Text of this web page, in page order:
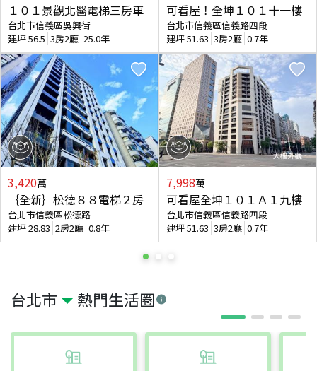
台北市 熱門生活圈
１０１景觀北醫電梯三房車
台北市信義區吳興街
建坪56.5 3房2廳 25.0年
3,420萬
｛全新｝松德８８電梯２房
台北市信義區松德路
建坪28.83 2房2廳 0.8年
可看屋！全坤１０１十一樓
台北市信義區信義路四段
建坪51.63 3房2廳 0.7年
7,998萬
可看屋全坤１０１Ａ１九樓
台北市信義區信義路四段
建坪51.63 3房2廳 0.7年